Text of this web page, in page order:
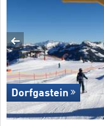
Dorfgastein